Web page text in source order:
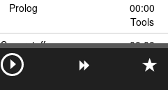
Prolog
00:00
Tools
Sauerstoff
00:00
Tools